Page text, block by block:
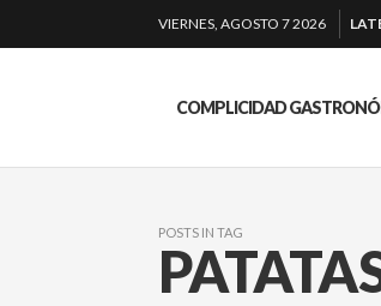
VIERNES, AGOSTO 7 2026
COMPLICIDAD
POSTS IN TAG